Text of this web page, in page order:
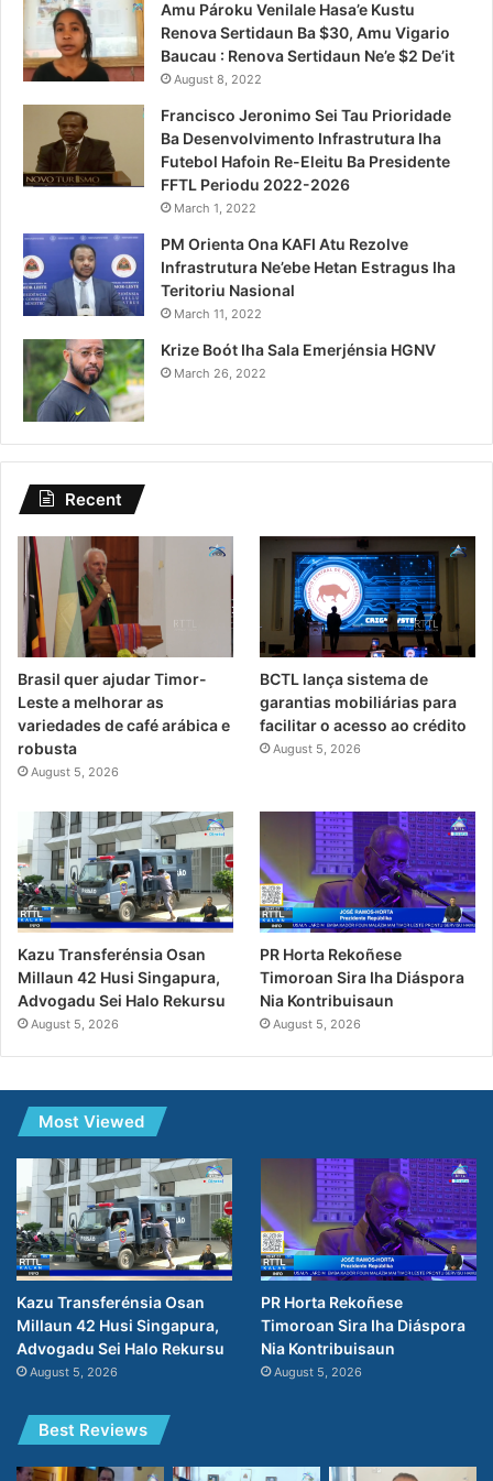
Amu Pároku Venilale Hasa’e Kustu
Renova Sertidaun Ba $30, Amu Vigario
Baucau : Renova Sertidaun Ne’e $2 De’it
August 8, 2022
Francisco Jeronimo Sei Tau Prioridade
Ba Desenvolvimento Infrastrutura Iha
Futebol Hafoin Re-Eleitu Ba Presidente
FFTL Periodu 2022-2026
March 1, 2022
PM Orienta Ona KAFI Atu Rezolve
Infrastrutura Ne’ebe Hetan Estragus Iha
Teritoriu Nasional
March 11, 2022
Krize Boót Iha Sala Emerjénsia HGNV
March 26, 2022
Recent
Brasil quer ajudar Timor-
Leste a melhorar as
variedades de café arábica e
robusta
August 5, 2026
BCTL lança sistema de
garantias mobiliárias para
facilitar o acesso ao crédito
August 5, 2026
Kazu Transferénsia Osan
Millaun 42 Husi Singapura,
Advogadu Sei Halo Rekursu
August 5, 2026
PR Horta Rekoñese
Timoroan Sira Iha Diáspora
Nia Kontribuisaun
August 5, 2026
Most Viewed
Kazu Transferénsia Osan
Millaun 42 Husi Singapura,
Advogadu Sei Halo Rekursu
August 5, 2026
PR Horta Rekoñese
Timoroan Sira Iha Diáspora
Nia Kontribuisaun
August 5, 2026
Best Reviews